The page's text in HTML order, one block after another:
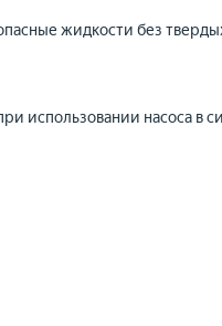
жидкости без
использовании насоса в